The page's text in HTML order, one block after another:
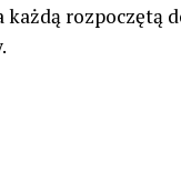
rozpoczętą